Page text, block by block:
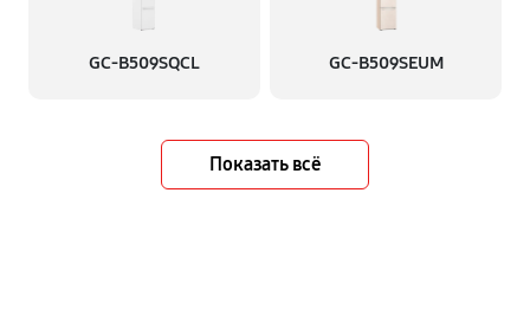
GC-B509SQCL GC-B509SEUM
Показать всё